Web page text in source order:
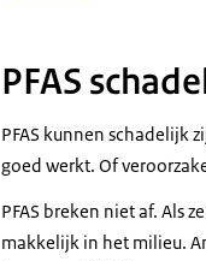
PFAS
PFAS kunnen schadelijk
goed werkt. Of
PFAS breken niet af. Als
makkelijk in het milieu.